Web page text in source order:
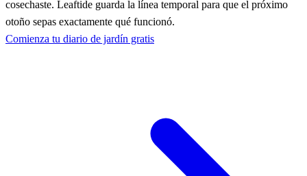
cosechaste. Leaftide guarda la línea temporal para que el próximo
otoño sepas exactamente qué funcionó.
Comienza tu diario de jardín gratis